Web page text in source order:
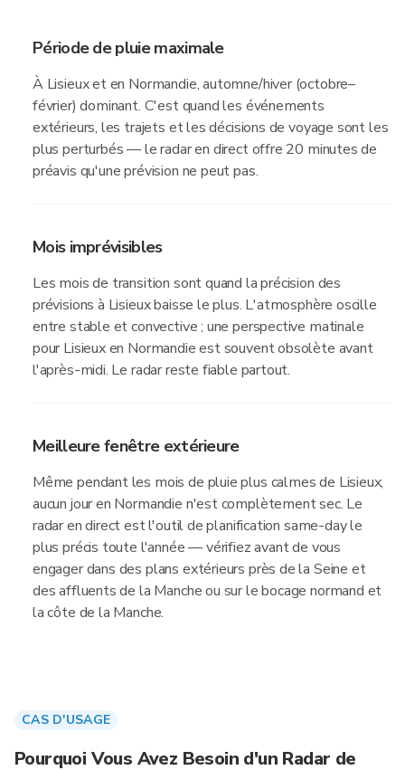
Période de pluie maximale
À Lisieux et en Normandie, automne/hiver (octobre–
février) dominant. C'est quand les événements
extérieurs, les trajets et les décisions de voyage sont les
plus perturbés — le radar en direct offre 20 minutes de
préavis qu'une prévision ne peut pas.
Mois imprévisibles
Les mois de transition sont quand la précision des
prévisions à Lisieux baisse le plus. L'atmosphère oscille
entre stable et convective ; une perspective matinale
pour Lisieux en Normandie est souvent obsolète avant
l'après-midi. Le radar reste fiable partout.
Meilleure fenêtre extérieure
Même pendant les mois de pluie plus calmes de Lisieux,
aucun jour en Normandie n'est complètement sec. Le
radar en direct est l'outil de planification same-day le
plus précis toute l'année — vérifiez avant de vous
engager dans des plans extérieurs près de la Seine et
des affluents de la Manche ou sur le bocage normand et
la côte de la Manche.
CAS D'USAGE
Pourquoi Vous Avez Besoin d'un Radar de